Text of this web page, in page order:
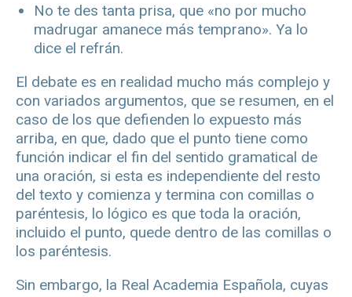
No te des tanta prisa, que «no por mucho
madrugar amanece más temprano». Ya lo
dice el refrán.
El debate es en realidad mucho más complejo y
con variados argumentos, que se resumen, en el
caso de los que defienden lo expuesto más
arriba, en que, dado que el punto tiene como
función indicar el fin del sentido gramatical de
una oración, si esta es independiente del resto
del texto y comienza y termina con comillas o
paréntesis, lo lógico es que toda la oración,
incluido el punto, quede dentro de las comillas o
los paréntesis.
Sin embargo, la Real Academia Española, cuyas